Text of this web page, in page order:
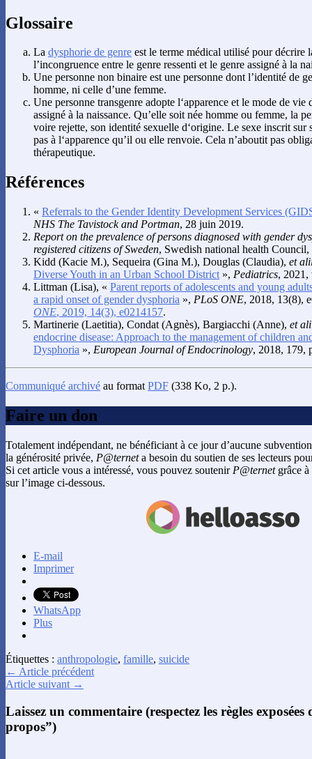
Glossaire
La dysphorie de genre est le terme médical utilisé pour décrire
l’incongruence entre le genre ressenti et le genre assigné à la
Une personne non binaire est une personne dont l’identité de
homme, ni celle d’une femme.
Une personne transgenre adopte l‘apparence et le mode de vie
assigné à la naissance. Qu’elle soit née homme ou femme, la
voire rejette, son identité sexuelle d‘origine. Le sexe inscrit sur
pas à l‘apparence qu’il ou elle renvoie. Cela n’aboutit pas
thérapeutique.
Références
« Referrals to the Gender Identity Development Services
NHS The Tavistock and Portman, 28 juin 2019.
Report on the prevalence of persons diagnosed with gender
registered citizens of Sweden, Swedish national health Council,
Kidd (Kacie M.), Sequeira (Gina M.), Douglas (Claudia), et
Diverse Youth in an Urban School District », Pediatrics, 2021,
Littman (Lisa), « Parent reports of adolescents and young
a rapid onset of gender dysphoria », PLoS ONE, 2018, 13(8),
ONE, 2019, 14(3), e0214157.
Martinerie (Laetitia), Condat (Agnès), Bargiacchi (Anne), et
endocrine disease: Approach to the management of children
Dysphoria », European Journal of Endocrinology, 2018, 179,
Communiqué archivé au format PDF (338 Ko, 2 p.).
Faire un don
Totalement indépendant, ne bénéficiant à ce jour d’aucune
la générosité privée, P@terneta besoin du soutien de ses lecteurs
Si cet article vous a intéressé, vous pouvez soutenir P@ternetgrâce à
sur l’image ci-dessous.
E-mail
Imprimer
WhatsApp
Plus
Étiquettes : anthropologie, famille, suicide
← Article précédent
Article suivant →
Laissez un commentaire (respectez les règles
propos”)